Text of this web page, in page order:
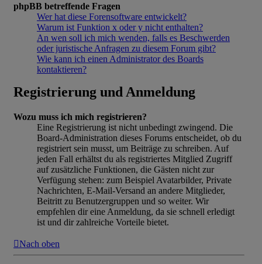
phpBB betreffende Fragen
Wer hat diese Forensoftware entwickelt?
Warum ist Funktion x oder y nicht enthalten?
An wen soll ich mich wenden, falls es Beschwerden
oder juristische Anfragen zu diesem Forum gibt?
Wie kann ich einen Administrator des Boards
kontaktieren?
Registrierung und Anmeldung
Wozu muss ich mich registrieren?
Eine Registrierung ist nicht unbedingt zwingend. Die
Board-Administration dieses Forums entscheidet, ob du
registriert sein musst, um Beiträge zu schreiben. Auf
jeden Fall erhältst du als registriertes Mitglied Zugriff
auf zusätzliche Funktionen, die Gästen nicht zur
Verfügung stehen: zum Beispiel Avatarbilder, Private
Nachrichten, E-Mail-Versand an andere Mitglieder,
Beitritt zu Benutzergruppen und so weiter. Wir
empfehlen dir eine Anmeldung, da sie schnell erledigt
ist und dir zahlreiche Vorteile bietet.
Nach oben